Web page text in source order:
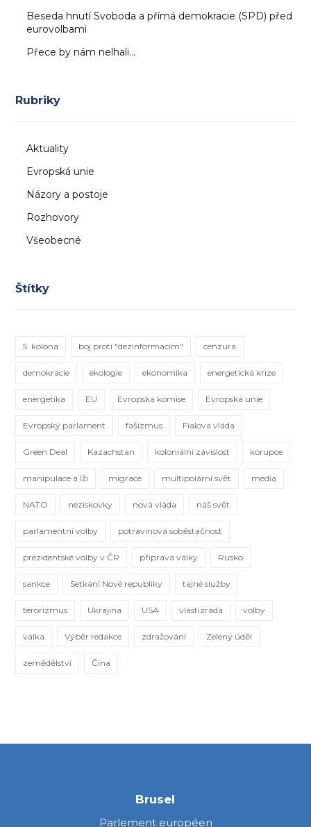
Beseda hnutí Svoboda a přímá demokracie (SPD) před
eurovolbami
Přece by nám nelhali…
Rubriky
Aktuality
Evropská unie
Názory a postoje
Rozhovory
Všeobecné
Štítky
5. kolona boj proti "dezinformacím" cenzura
demokracie ekologie ekonomika energetická krize
energetika EU Evropská komise Evropská unie
Evropský parlament fašizmus Fialova vláda
Green Deal Kazachstan koloniální závislost korupce
manipulace a lži migrace multipolární svět média
NATO neziskovky nová vláda náš svět
parlamentní volby potravinová soběstačnost
prezidentské volby v ČR příprava války Rusko
sankce Setkání Nové republiky tajné služby
terorizmus Ukrajina USA vlastizrada volby
válka Výběr redakce zdražování Zelený úděl
zemědělství Čína
Brusel
Parlement européen